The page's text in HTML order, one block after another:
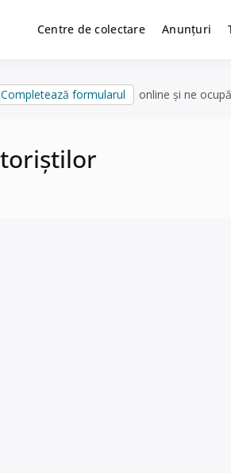
Centre de colectare Anunțuri
Completează formularul online și ne